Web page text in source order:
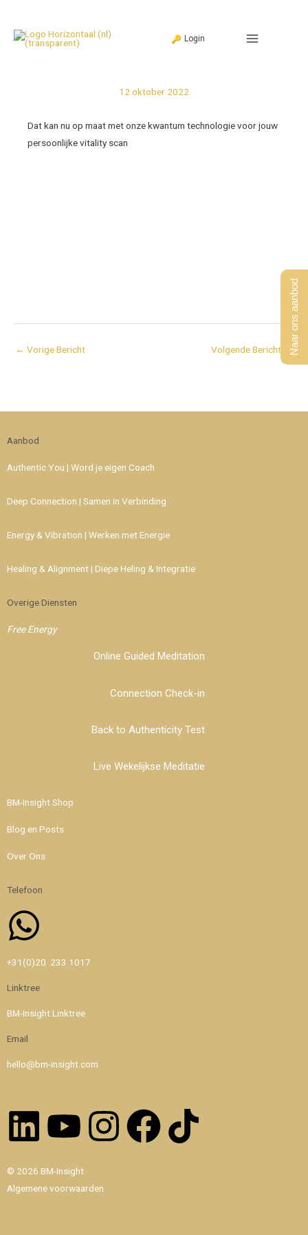
Login
12 oktober 2022
Dat kan nu op maat met onze kwantum technologie voor jouw
persoonlijke vitality scan
← Vorige Bericht Volgende Bericht →
Aanbod
Authentic You | Word je eigen Coach
Deep Connection | Samen in Verbinding
Energy & Vibration | Werken met Energie
Healing & Alignment | Diepe Heling & Integratie
Overige Diensten
Free Energy
Online Guided Meditation
Connection Check-in
Back to Authenticity Test
Live Wekelijkse Meditatie
BM-Insight Shop
Blog en Posts
Over Ons
Telefoon
Whatsapp
+31(0)20 233 1017
Linktree
BM-Insight Linktree
Email
hello@bm-insight.com
Linkedin
Youtube
Instagram
Facebook
Tiktok
© 2026 BM-Insight
Algemene voorwaarden
Naar ons aanbod